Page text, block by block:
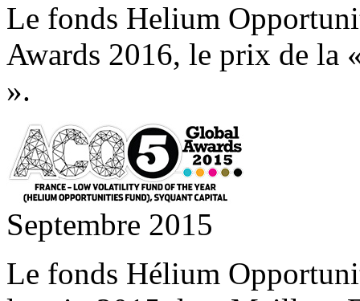
Le fonds Helium
Awards 2016, le prix de la
».
Septembre 2015
Le fonds Hélium